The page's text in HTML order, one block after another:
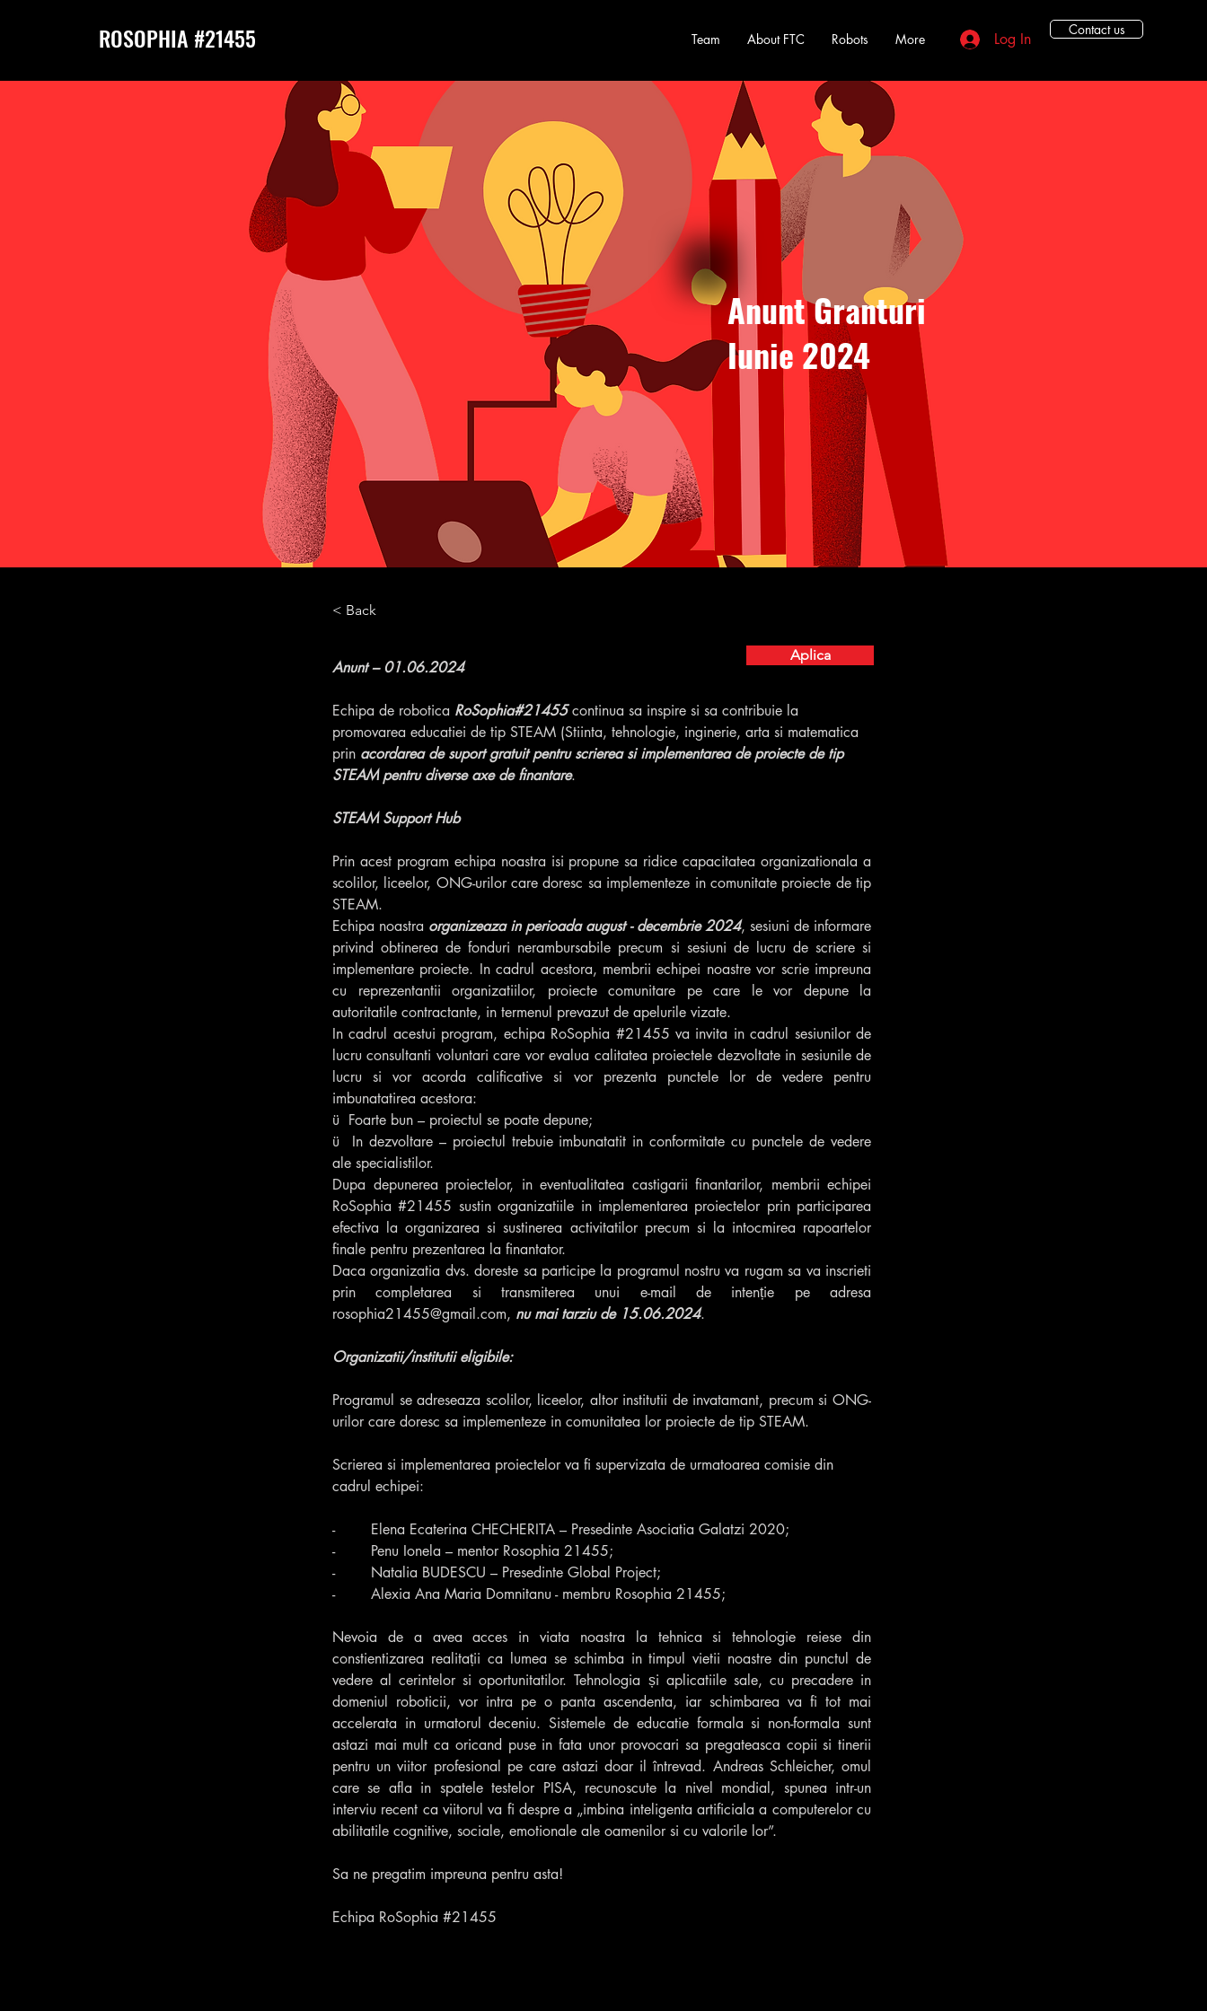
ROSOPHIA #21455 Team About FTC Robots More Log In
Contact us
Anunt Granturi
Iunie 2024
< Back
Anunt – 01.06.2024
Echipa de robotica RoSophia#21455 continua sa inspire si sa contribuie la
promovarea educatiei de tip STEAM (Stiinta, tehnologie, inginerie, arta si matematica
prin acordarea de suport gratuit pentru scrierea si implementarea de proiecte de tip
STEAM pentru diverse axe de finantare.
STEAM Support Hub
Prin acest program echipa noastra isi propune sa ridice capacitatea organizationala a
scolilor, liceelor, ONG-urilor care doresc sa implementeze in comunitate proiecte de tip
STEAM.
Echipa noastra organizeaza in perioada august - decembrie 2024, sesiuni de informare
privind obtinerea de fonduri nerambursabile precum si sesiuni de lucru de scriere si
implementare proiecte. In cadrul acestora, membrii echipei noastre vor scrie impreuna
cu reprezentantii organizatiilor, proiecte comunitare pe care le vor depune la
autoritatile contractante, in termenul prevazut de apelurile vizate.
In cadrul acestui program, echipa RoSophia #21455 va invita in cadrul sesiunilor de
lucru consultanti voluntari care vor evalua calitatea proiectele dezvoltate in sesiunile de
lucru si vor acorda calificative si vor prezenta punctele lor de vedere pentru
imbunatatirea acestora:
ü  Foarte bun – proiectul se poate depune;
ü  In dezvoltare – proiectul trebuie imbunatatit in conformitate cu punctele de vedere
ale specialistilor.
Dupa depunerea proiectelor, in eventualitatea castigarii finantarilor, membrii echipei
RoSophia #21455 sustin organizatiile in implementarea proiectelor prin participarea
efectiva la organizarea si sustinerea activitatilor precum si la intocmirea rapoartelor
finale pentru prezentarea la finantator.
Daca organizatia dvs. doreste sa participe la programul nostru va rugam sa va inscrieti
rosophia21455@gmail.com, nu mai tarziu de 15.06.2024.
Organizatii/institutii eligibile:
Programul se adreseaza scolilor, liceelor, altor institutii de invatamant, precum si ONG-
urilor care doresc sa implementeze in comunitatea lor proiecte de tip STEAM.
Scrierea si implementarea proiectelor va fi supervizata de urmatoarea comisie din
cadrul echipei:
-        Elena Ecaterina CHECHERITA – Presedinte Asociatia Galatzi 2020;
-        Penu Ionela – mentor Rosophia 21455;
-        Natalia BUDESCU – Presedinte Global Project;
-        Alexia Ana Maria Domnitanu - membru Rosophia 21455;
Nevoia de a avea acces in viata noastra la tehnica si tehnologie reiese din
constientizarea realitații ca lumea se schimba in timpul vietii noastre din punctul de
vedere al cerintelor si oportunitatilor. Tehnologia și aplicatiile sale, cu precadere in
domeniul roboticii, vor intra pe o panta ascendenta, iar schimbarea va fi tot mai
accelerata in urmatorul deceniu. Sistemele de educatie formala si non-formala sunt
astazi mai mult ca oricand puse in fata unor provocari sa pregateasca copii si tinerii
pentru un viitor profesional pe care astazi doar il întrevad. Andreas Schleicher, omul
care se afla in spatele testelor PISA, recunoscute la nivel mondial, spunea intr-un
interviu recent ca viitorul va fi despre a „imbina inteligenta artificiala a computerelor cu
abilitatile cognitive, sociale, emotionale ale oamenilor si cu valorile lor”.
Sa ne pregatim impreuna pentru asta!
Echipa RoSophia #21455
Aplica